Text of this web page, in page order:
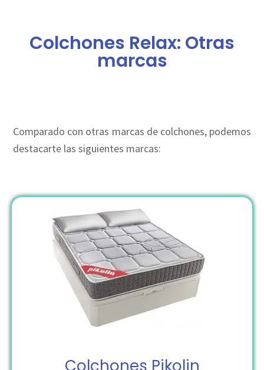
Colchones Relax: Otras
marcas
Comparado con otras marcas de colchones, podemos
destacarte las siguientes marcas: